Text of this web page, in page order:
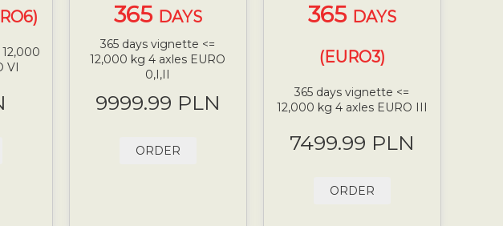
VI
365 DAYS
365 days vignette <=
12,000 kg 4 axles EURO
0,I,II
9999.99 PLN
ORDER
365 DAYS
(EURO3)
365 days vignette <=
12,000 kg 4 axles EURO III
7499.99 PLN
ORDER